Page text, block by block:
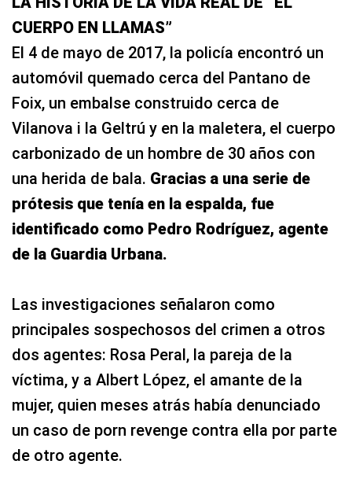
CUERPO EN LLAMAS”
El 4 de mayo de 2017, la policía encontró un
automóvil quemado cerca del Pantano de
Foix, un embalse construido cerca de
Vilanova i la Geltrú y en la maletera, el cuerpo
carbonizado de un hombre de 30 años con
una herida de bala. Gracias a una serie de
prótesis que tenía en la espalda, fue
identificado como Pedro Rodríguez, agente
de la Guardia Urbana.
Las investigaciones señalaron como
principales sospechosos del crimen a otros
dos agentes: Rosa Peral, la pareja de la
víctima, y a Albert López, el amante de la
mujer, quien meses atrás había denunciado
un caso de porn revenge contra ella por parte
de otro agente.